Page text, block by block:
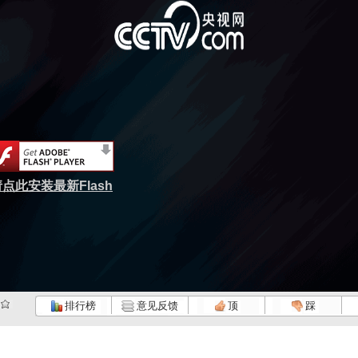
点此安装最新Flash
排行榜 意见反馈 顶 踩